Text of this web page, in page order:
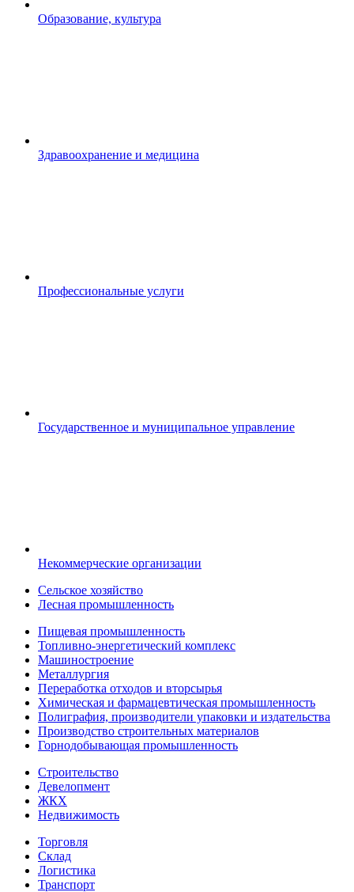
Образование, культура
Здравоохранение и медицина
Профессиональные услуги
Государственное и муниципальное управление
Некоммерческие организации
Сельское хозяйство
Лесная промышленность
Пищевая промышленность
Топливно-энергетический комплекс
Машиностроение
Металлургия
Переработка отходов и вторсырья
Химическая и фармацевтическая промышленность
Полиграфия, производители упаковки и издательства
Производство строительных материалов
Горнодобывающая промышленность
Строительство
Девелопмент
ЖКХ
Недвижимость
Торговля
Склад
Логистика
Транспорт